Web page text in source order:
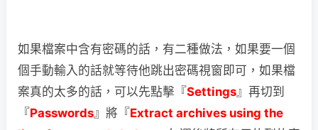
如果檔案中含有密碼的話，有二種做法，如果要一個
個手動輸入的話就等待他跳出密碼視窗即可，如果檔
案真的太多的話，可以先點擊『Settings』再切到
『Passwords』將『Extract archives using the